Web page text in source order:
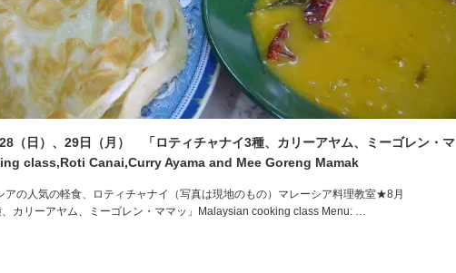
（日）、29日（月） 「ロティチャナイ3種、カリーアヤム、ミーゴレン・マ
class,Roti Canai,Curry Ayama and Mee Goreng Mamak
の人気の軽食、ロティチャナイ（写真は現地のもの）マレーシア料理教室★8月
カリーアヤム、ミーゴレン・ママッ」Malaysian cooking class Menu: …